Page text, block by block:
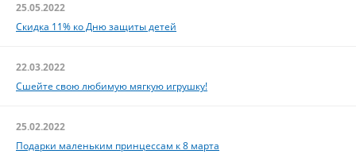
25.05.2022
Скидка 11% ко Дню защиты детей
22.03.2022
Сшейте свою любимую мягкую игрушку!
25.02.2022
Подарки маленьким принцессам к 8 марта